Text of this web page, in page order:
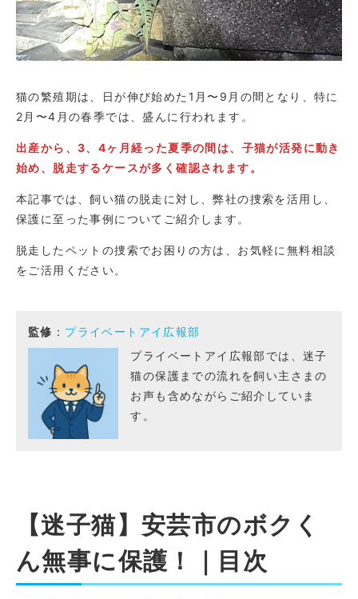
猫の繁殖期は、日が伸び始めた1月〜9月の間となり、特に
2月〜4月の春季では、盛んに行われます。
出産から、3、4ヶ月経った夏季の間は、子猫が活発に動き
始め、脱走するケースが多く確認されます。
本記事では、飼い猫の脱走に対し、弊社の捜索を活用し、
保護に至った事例についてご紹介します。
脱走したペットの捜索でお困りの方は、お気軽に無料相談
をご活用ください。
監修 ： プライベートアイ広報部
プライベートアイ広報部では、迷子
猫の保護までの流れを飼い主さまの
お声も含めながらご紹介していま
す。
【迷子猫】安芸市のボクく
ん無事に保護！｜目次